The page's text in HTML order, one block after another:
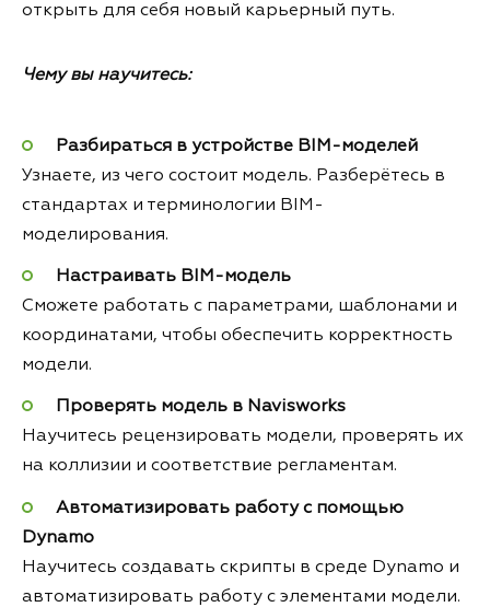
открыть для себя новый карьерный путь.
Чему вы научитесь:
Разбираться в устройстве BIM-моделей
Узнаете, из чего состоит модель. Разберётесь в
стандартах и терминологии BIM-
моделирования.
Настраивать BIM-модель
Сможете работать с параметрами, шаблонами и
координатами, чтобы обеспечить корректность
модели.
Проверять модель в Navisworks
Научитесь рецензировать модели, проверять их
на коллизии и соответствие регламентам.
Автоматизировать работу с помощью
Dynamo
Научитесь создавать скрипты в среде Dynamo и
автоматизировать работу с элементами модели.